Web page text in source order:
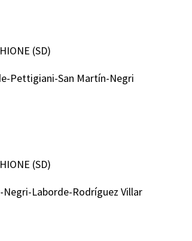
(SD)
Pettigiani-San Martín-Negri
(SD)
Laborde-Rodríguez Villar